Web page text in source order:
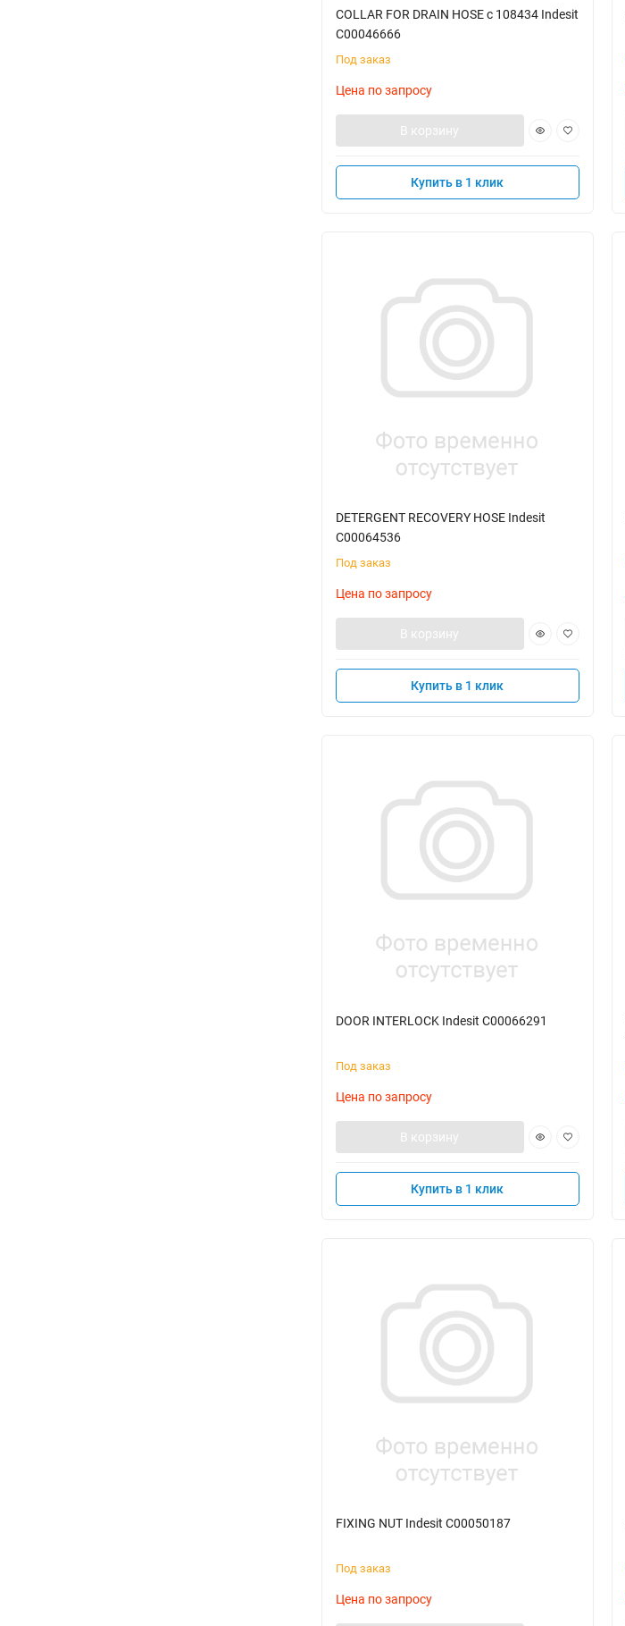
COLLAR FOR DRAIN HOSE с 108434 Indesit
C00046666
Под заказ
Цена по запросу
В корзину
Купить в 1 клик
DETERGENT RECOVERY HOSE Indesit
C00064536
Под заказ
Цена по запросу
В корзину
Купить в 1 клик
DOOR INTERLOCK Indesit C00066291
Под заказ
Цена по запросу
В корзину
Купить в 1 клик
FIXING NUT Indesit C00050187
Под заказ
Цена по запросу